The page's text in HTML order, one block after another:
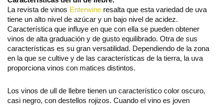
La revista de vinos Enterwine resalta que esta variedad de uva
tiene un alto nivel de azúcar y un bajo nivel de acidez.
Característica que influye en que con ella se pueden obtener
vinos de alta graduación y de gusto equilibrado. Otra de sus
características es su gran versatilidad. Dependiendo de la zona
en la que se cultive y de las características de la tierra, la uva
proporciona vinos con matices distintos.
Los vinos de ull de llebre tienen un característico color oscuro,
casi negro, con destellos rojizos. Cuando el vino es joven